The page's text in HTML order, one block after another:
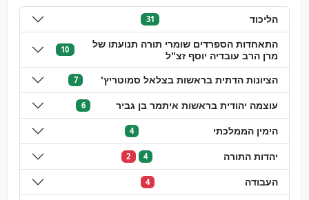
הליכוד 31
התאחדות הספרדים שומרי תורה תנועתו של
מרן הרב עובדיה יוסף זצ"ל
10
הציונות הדתית בראשות בצלאל סמוטריץ' 7
עוצמה יהודית בראשות איתמר בן גביר 6
הימין הממלכתי 4
יהדות התורה 4
2
העבודה 4